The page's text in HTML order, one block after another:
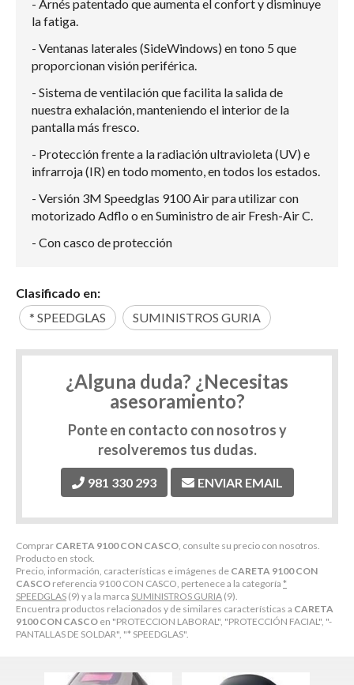
Comprar CARETA 9100 CON CASCO, consulte su precio con nosotros.
Producto en stock.
Precio, información, características e imágenes de CARETA 9100 CON
CASCO referencia 9100 CON CASCO, pertenece a la categoría *
SPEEDGLAS (9) y a la marca SUMINISTROS GURIA (9).
Encuentra productos relacionados y de similares características a CARETA
9100 CON CASCO en "PROTECCION LABORAL", "PROTECCIÓN FACIAL", "-
PANTALLAS DE SOLDAR", "* SPEEDGLAS".
- Arnés patentado que aumenta el confort y disminuye
la fatiga.
- Ventanas laterales (SideWindows) en tono 5 que
proporcionan visión periférica.
- Sistema de ventilación que facilita la salida de
nuestra exhalación, manteniendo el interior de la
pantalla más fresco.
- Protección frente a la radiación ultravioleta (UV) e
infrarroja (IR) en todo momento, en todos los estados.
- Versión 3M Speedglas 9100 Air para utilizar con
motorizado Adflo o en Suministro de air Fresh-Air C.
- Con casco de protección
Clasificado en:
* SPEEDGLAS
SUMINISTROS GURIA
¿Alguna duda? ¿Necesitas
asesoramiento?
Ponte en contacto con nosotros y
resolveremos tus dudas.
981 330 293 ENVIAR EMAIL